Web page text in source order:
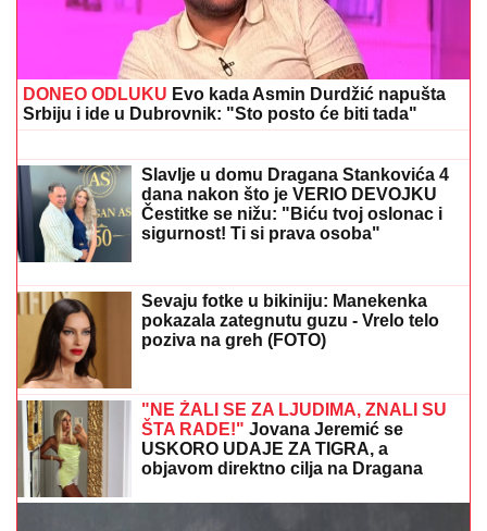
JOŠ JEDNA DETONACIJA U
BEOGRADU!
Rakovica se zatresla
usred noći: Na licu mesta krater,
policija traga za počiniocem
javno udario na rođenu majku zbog
Maje Marinković: "Ona je domaćica, ne
snalazi se u ovom svetu i ne zna da
prestane"
"OLOŠI JEDNI, MONSTRUMI"Aneli udarila na
Mustafu i Mevlidu, on se uključio u program uživo -